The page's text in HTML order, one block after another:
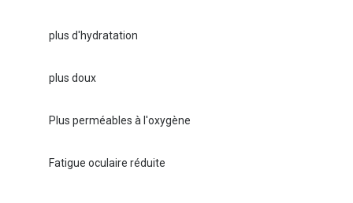
plus d'hydratation
plus doux
Plus perméables à l'oxygène
Fatigue oculaire réduite